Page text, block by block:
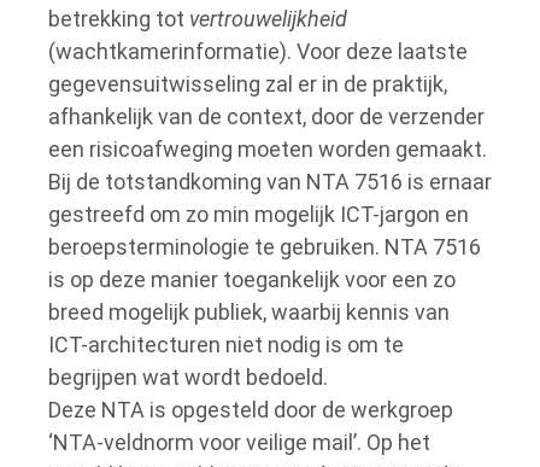
betrekking tot vertrouwelijkheid
(wachtkamerinformatie). Voor deze laatste
gegevensuitwisseling zal er in de praktijk,
afhankelijk van de context, door de verzender
een risicoafweging moeten worden gemaakt.
Bij de totstandkoming van NTA 7516 is ernaar
gestreefd om zo min mogelijk ICT-jargon en
beroepsterminologie te gebruiken. NTA 7516
is op deze manier toegankelijk voor een zo
breed mogelijk publiek, waarbij kennis van
ICT-architecturen niet nodig is om te
begrijpen wat wordt bedoeld.
Deze NTA is opgesteld door de werkgroep
‘NTA-veldnorm voor veilige mail’. Op het